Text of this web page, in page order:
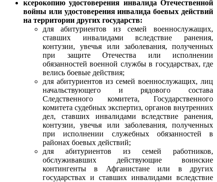
ксерокопию удостоверения инвалида Отечественной
войны или удостоверения инвалида боевых действий
на территории других государств:
для абитуриентов из семей военнослужащих,
ставших инвалидами вследствие ранения,
контузии, увечья или заболевания, полученных
при защите Отечества или исполнении
обязанностей военной службы в государствах, где
велись боевые действия;
для абитуриентов из семей военнослужащих, лиц
начальствующего и рядового состава
Следственного комитета, Государственного
комитета судебных экспертиз, органов внутренних
дел, ставших инвалидами вследствие ранения,
контузии, увечья или заболевания, полученных
при исполнении служебных обязанностей в
районах боевых действий;
для абитуриентов из семей работников,
обслуживавших действующие воинские
контингенты в Афганистане или в других
государствах и ставших инвалидами вследствие